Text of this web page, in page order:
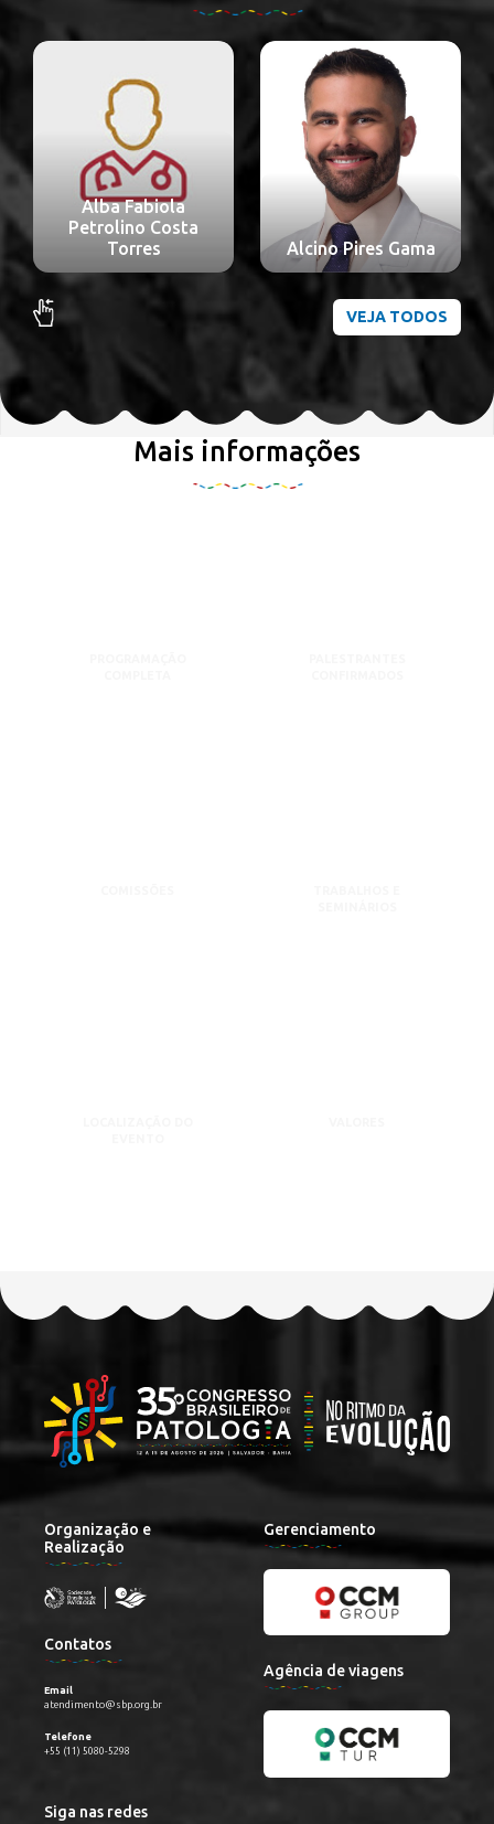
Alba Fabiola
Petrolino Costa
Torres
Alcino Pires Gama
VEJA TODOS
Mais informações
Organização e
Realização
Contatos
Email
atendimento@sbp.org.br
Telefone
+55 (11) 5080-5298
Siga nas redes
Gerenciamento
Agência de viagens